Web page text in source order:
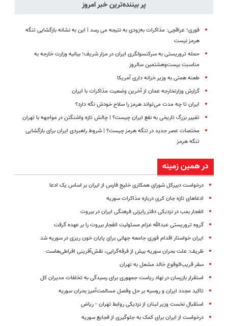
پر بیننده‌ترین خبر امروز
فوری؛ عراقچی: مذاکرات به‌زودی به نتیجه می رسد | این به نشانه بازگشایی تنگه
هرمز نیست
حمله تروریستی به سرکنسولگری ایران در مزار شریف؛ بیانیه وزارت خارجه به
مناسبت بیست‌وهشتمین سالروز
طعنه همتی به وزیر خزانه داری آمریکا
گزارش وزارتخارجه عمان از آخرین وضعیت مذاکرات با ایران
ایران تا چه مدت می‌تواند هرمز را سلاح خودش نگه دارد؟
تغییر بزرگ تاریخی به نفع ایران چیست؟ | چالش تازه واشنگتن در مواجهه با تهران
مختصات عصر جدید در تنگه هرمز چیست؟ | شروط راهبردی ایران برای بازگشایی
تنگه هرمز
در همین زمینه
درخواست‌ دبیرکل شورای همکاری خلیج فارس از ایران بر اساس یک ادعا
ادعاهای تازه جان کری درباره مذاکرات سوریه
انفجار بمب در نزدیکی دفتر رایزنی فرهنگی ایران در بیروت
گروه تروریستی عبدالله عزام مسئولیت انفجار بیروت را بر عهده گرفت
ایران خواستار اقدام فوری جامعه جهانی برای پایان خون ریزی در سوریه شد
ظریف: علت بحران سوریه بیش از فرقه‌گرایی، نقش‌آفرینی افراطی‌هاست
سفر قریب‌الوقوع خالد مشعل به تهران
استقرار بازرسان در نهاد ریاست جمهوری برای رسیدگی به تخلفات مدیران کل
تاکید مجدد ایران و روسیه بر حل وفصل مسالمت‌آمیز بحران سوریه
استقبال نخست وزیر لبنان از نزدیکی روابط تهران - ریاض
درخواست از ایران برای کمک به جلوگیری از فجایع سوریه